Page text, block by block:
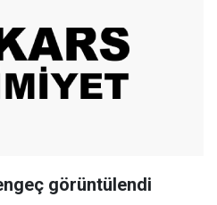
görüntülendi